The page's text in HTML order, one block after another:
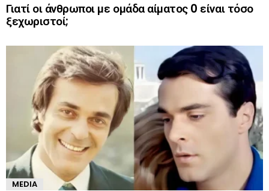
Γιατί οι άνθρωποι με ομάδα αίματος 0 είναι τόσο
ξεχωριστοί;
MEDIA